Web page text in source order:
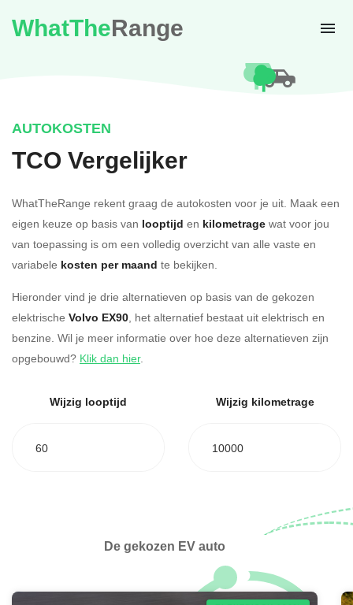
WhatTheRange
AUTOKOSTEN
TCO Vergelijker
WhatTheRange rekent graag de autokosten voor je uit. Maak een
eigen keuze op basis van looptijd en kilometrage wat voor jou
van toepassing is om een volledig overzicht van alle vaste en
variabele kosten per maand te bekijken.
Hieronder vind je drie alternatieven op basis van de gekozen
elektrische Volvo EX90, het alternatief bestaat uit elektrisch en
benzine. Wil je meer informatie over hoe deze alternatieven zijn
opgebouwd? Klik dan hier.
Wijzig looptijd
60
Wijzig kilometrage
10000
De gekozen EV auto